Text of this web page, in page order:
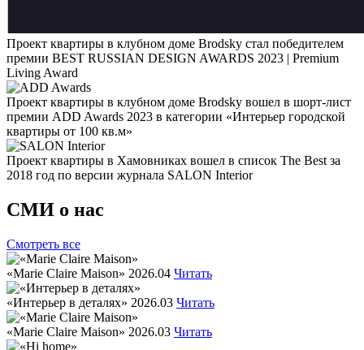
Проект квартиры в клубном доме Brodsky стал победителем
премии BEST RUSSIAN DESIGN AWARDS 2023 | Premium
Living Award
Проект квартиры в клубном доме Brodsky вошел в шорт-лист
премии ADD Awards 2023 в категории «Интерьер городской
квартиры от 100 кв.м»
Проект квартиры в Хамовниках вошел в список The Best за
2018 год по версии журнала SALON Interior
СМИ о нас
Смотреть все
«Marie Claire Maison» 2026.04 Читать
«Интерьер в деталях» 2026.03 Читать
«Marie Claire Maison» 2026.03 Читать